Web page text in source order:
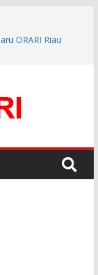
ORARI Riau
Diskominfotik
Pimpin ORARI
Langsung
III Bengkalis